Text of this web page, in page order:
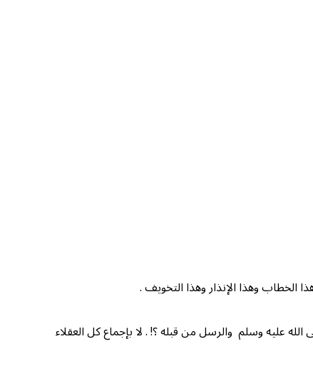
وهذا الإنذار وهذا التخويف .
عليه وسلم والرسل من قبله ؟! . لا بإجماع كل العقلاء